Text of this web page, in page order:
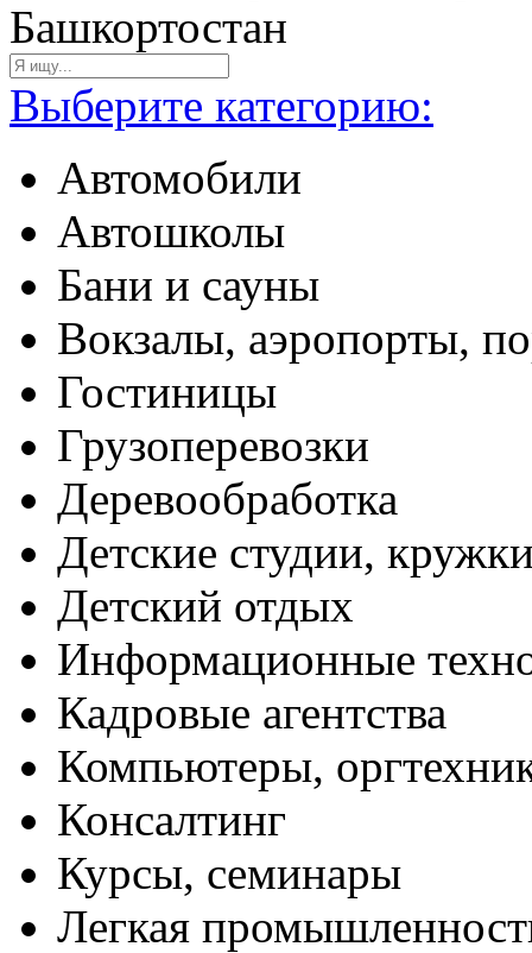
Башкортостан
Выберите категорию:
Автомобили
Автошколы
Бани и сауны
Вокзалы, аэропорты,
Гостиницы
Грузоперевозки
Деревообработка
Детские студии,
Детский отдых
Информационные
Кадровые агентства
Компьютеры,
Консалтинг
Курсы, семинары
Легкая